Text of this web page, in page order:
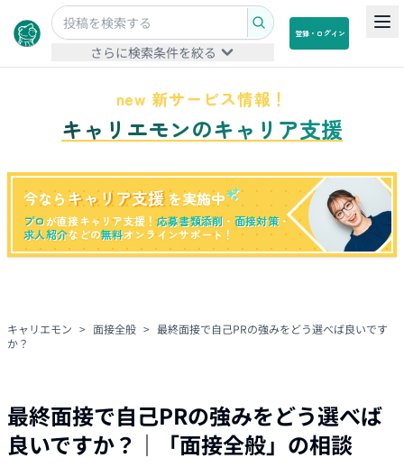
さらに検索条件を絞る
登録・ログイン
new 新サービス情報！
キャリエモンのキャリア支援
今なら キャリア支援 を実施中
プロが直接キャリア支援！応募書類添削 ・ 面接対策・
求人紹介などの無料オンラインサポート！
キャリエモン > 面接全般 > 最終面接で自己PRの強みをどう選べば良いです
か？
最終面接で自己PRの強みをどう選べば
良いですか？ ｜「面接全般」の相談